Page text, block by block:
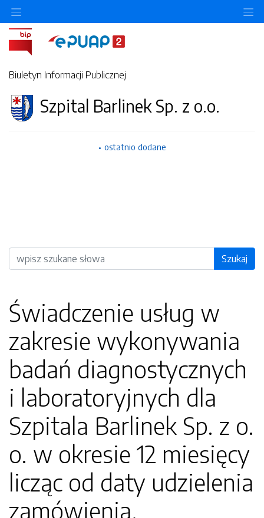
Biuletyn Informacji Publicznej
Szpital Barlinek Sp. z o.o.
ostatnio dodane
Wyszukiwarka Szukaj
Świadczenie usług w
zakresie wykonywania
badań diagnostycznych
i laboratoryjnych dla
Szpitala Barlinek Sp. z o.
o. w okresie 12 miesięcy
licząc od daty udzielenia
zamówienia.